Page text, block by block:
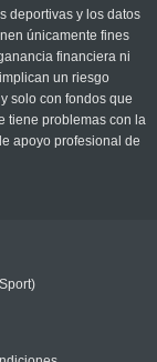
deportivas y los datos
únicamente fines
financiera ni
un riesgo
solo con fondos que
tiene problemas con la
apoyo profesional de